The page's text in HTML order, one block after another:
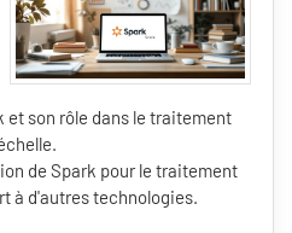
et son rôle dans le traitement
de Spark pour le traitement
à d'autres technologies.